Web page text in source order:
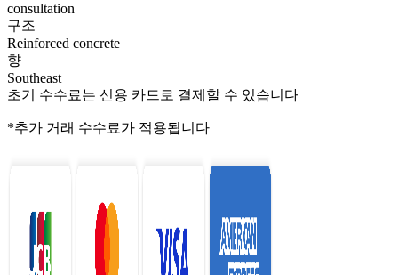
consultation
구조
Reinforced concrete
향
Southeast
초기 수수료는 신용 카드로 결제할 수 있습니다
*추가 거래 수수료가 적용됩니다